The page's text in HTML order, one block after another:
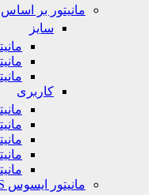
مانیتور بر اساس
سایز
مانیتور
مانیتور
مانیتور
کاربری
مانیتور ایسوس ASUS